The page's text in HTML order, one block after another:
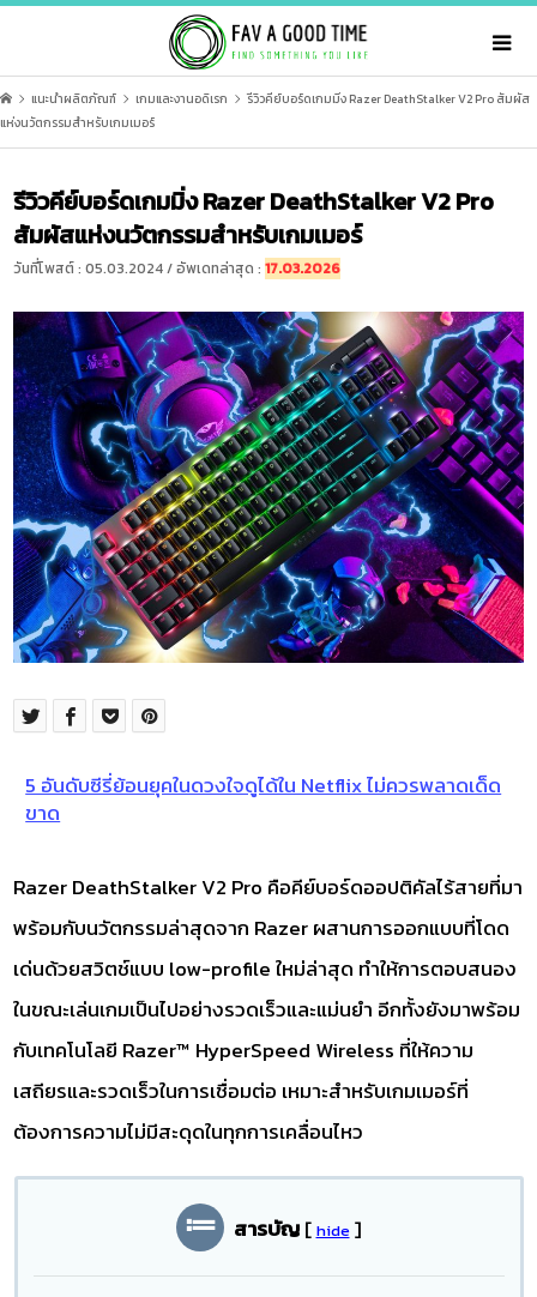
แนะนำผลิตภัณฑ์ เกมและงานอดิเรก
รีวิวคีย์บอร์ดเกมมิ่ง Razer DeathStalker V2 Pro สัมผัส
แห่งนวัตกรรมสำหรับเกมเมอร์
รีวิวคีย์บอร์ดเกมมิ่ง Razer DeathStalker V2 Pro
สัมผัสแห่งนวัตกรรมสำหรับเกมเมอร์
วันที่โพสต์ : 05.03.2024 / อัพเดทล่าสุด :17.03.2026
5 อันดับซีรี่ย้อนยุคในดวงใจดูได้ใน Netflix ไม่ควรพลาดเด็ด
ขาด
Razer DeathStalker V2 Pro คือคีย์บอร์ดออปติคัลไร้สายที่มา
พร้อมกับนวัตกรรมล่าสุดจาก Razer ผสานการออกแบบที่โดด
เด่นด้วยสวิตช์แบบ low-profile ใหม่ล่าสุด ทำให้การตอบสนอง
ในขณะเล่นเกมเป็นไปอย่างรวดเร็วและแม่นยำ อีกทั้งยังมาพร้อม
กับเทคโนโลยี Razer™ HyperSpeed Wireless ที่ให้ความ
เสถียรและรวดเร็วในการเชื่อมต่อ เหมาะสำหรับเกมเมอร์ที่
ต้องการความไม่มีสะดุดในทุกการเคลื่อนไหว
สารบัญ [ hide ]